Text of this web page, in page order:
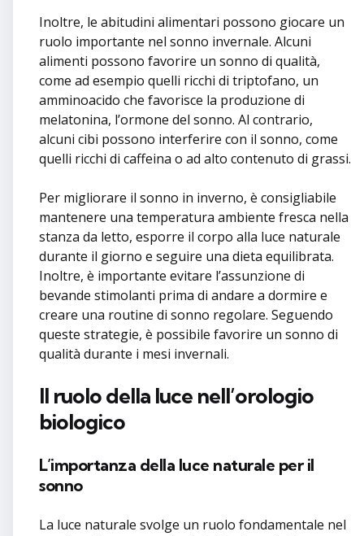
Inoltre, le abitudini alimentari possono giocare un
ruolo importante nel sonno invernale. Alcuni
alimenti possono favorire un sonno di qualità,
come ad esempio quelli ricchi di triptofano, un
amminoacido che favorisce la produzione di
melatonina, l’ormone del sonno. Al contrario,
alcuni cibi possono interferire con il sonno, come
quelli ricchi di caffeina o ad alto contenuto di grassi.
Per migliorare il sonno in inverno, è consigliabile
mantenere una temperatura ambiente fresca nella
stanza da letto, esporre il corpo alla luce naturale
durante il giorno e seguire una dieta equilibrata.
Inoltre, è importante evitare l’assunzione di
bevande stimolanti prima di andare a dormire e
creare una routine di sonno regolare. Seguendo
queste strategie, è possibile favorire un sonno di
qualità durante i mesi invernali.
Il ruolo della luce nell’orologio
biologico
L’importanza della luce naturale per il
sonno
La luce naturale svolge un ruolo fondamentale nel